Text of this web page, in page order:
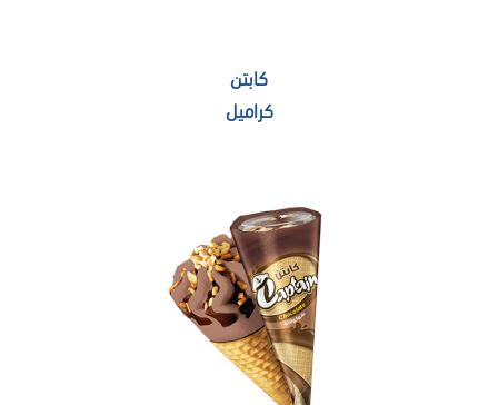
كابتن
كراميل